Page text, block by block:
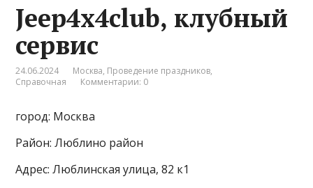
Jeep4x4club, клубный
сервис
24.06.2024 Москва, Проведение праздников,
Справочная
Комментарии: 0
город: Москва
Район: Люблино район
Адрес: Люблинская улица, 82 к1